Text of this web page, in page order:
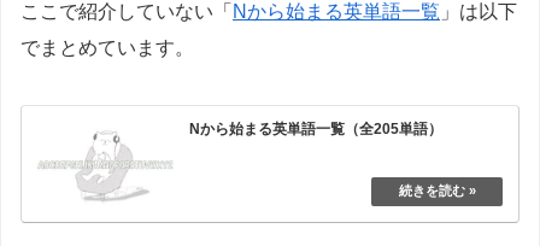
ここで紹介していない「 Nから始まる英単語一覧 」は以下
でまとめています。
Nから始まる英単語一覧（全205単語）